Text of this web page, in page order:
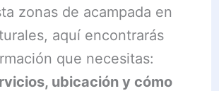
zonas de acampada en
aquí encontrarás
que necesitas:
ubicación y cómo